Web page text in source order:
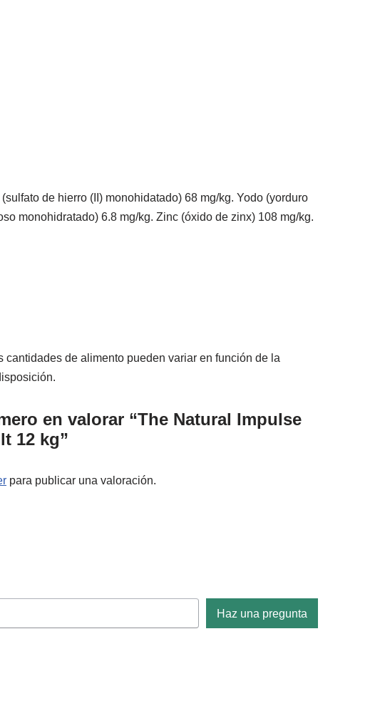
de hierro (II) monohidatado) 68 mg/kg. Yodo (yorduro
monohidratado) 6.8 mg/kg. Zinc (óxido de zinx) 108 mg/kg.
de alimento pueden variar en función de la
en valorar “The Natural Impulse
12 kg”
para publicar una valoración.
Haz una pregunta